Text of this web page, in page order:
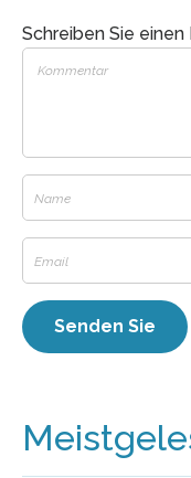
Schreiben Sie